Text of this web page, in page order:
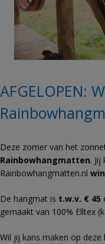
AFGELOPEN:
Deze zomer van het
Rainbowhangmatten.
Rainbowhangmatten.nl
De hangmat is t.w.v. € 45
gemaakt van 100% Elltex
Wil jij kans maken op deze